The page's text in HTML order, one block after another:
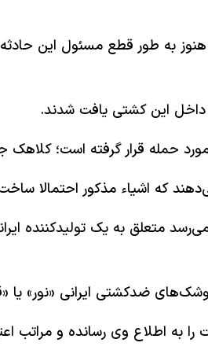
هنوز به طور قطع مسئول این
داخل این کشتی یافت شدند.
که اشیاء مذکور احتمالا ساخت
متعلق به یک تولیدکننده
ضدکشتی ایرانی «نور» یا
را به اطلاع وی رسانده و